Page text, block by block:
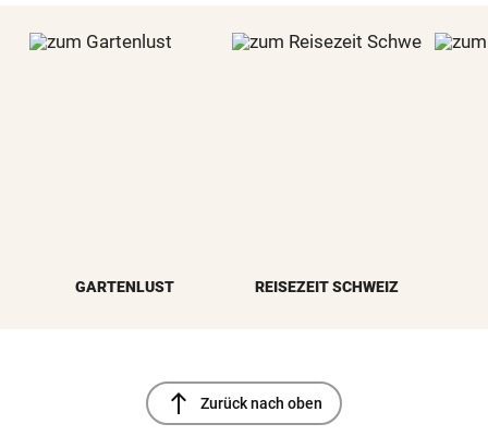
GARTENLUST REISEZEIT SCHWEIZ
north Zurück nach oben